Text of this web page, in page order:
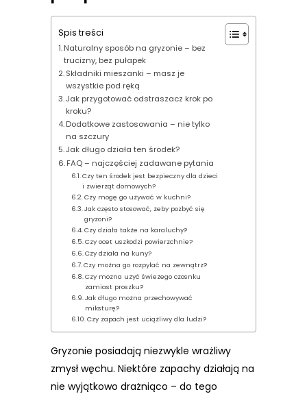
Spis treści
Naturalny sposób na gryzonie – bez
trucizny, bez pułapek
Składniki mieszanki – masz je
wszystkie pod ręką
Jak przygotować odstraszacz krok po
kroku?
Dodatkowe zastosowania – nie tylko
na szczury
Jak długo działa ten środek?
FAQ – najczęściej zadawane pytania
Czy ten środek jest bezpieczny dla dzieci
i zwierząt domowych?
Czy mogę go używać w kuchni?
Jak często stosować, żeby pozbyć się
gryzoni?
Czy działa także na karaluchy?
Czy ocet uszkodzi powierzchnie?
Czy działa na kuny?
Czy można go rozpylać na zewnątrz?
Czy można użyć świeżego czosnku
zamiast proszku?
Jak długo można przechowywać
miksturę?
Czy zapach jest uciążliwy dla ludzi?
Gryzonie posiadają niezwykle wrażliwy
zmysł węchu. Niektóre zapachy działają na
nie wyjątkowo drażniąco – do tego